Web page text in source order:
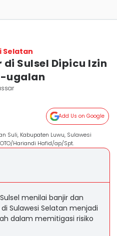
Selatan
Sulsel Dipicu Izin
ugalan
Add Us on Google
Suli, Kabupaten Luwu, Sulawesi
Hariandi Hafid/ap/Spt.
menilai banjir dan
Sulawesi Selatan menjadi
dalam memitigasi risiko